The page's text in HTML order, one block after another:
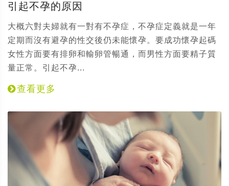
引起不孕的原因
大概六對夫婦就有一對有不孕症，不孕症定義就是一年
定期而沒有避孕的性交後仍未能懷孕。要成功懷孕起碼
女性方面要有排卵和輸卵管暢通，而男性方面要精子質
量正常。引起不孕...
查看更多